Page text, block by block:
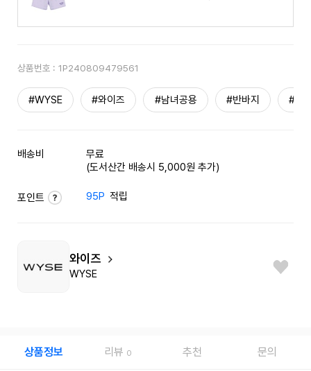
상품번호 : 1P240809479561
#WYSE #와이즈 #남녀공용 #반바지 #쇼
배송비
무료
(도서산간 배송시 5,000원 추가)
포인트 95P 적립
와이즈
WYSE
상품정보 리뷰 0 추천 문의